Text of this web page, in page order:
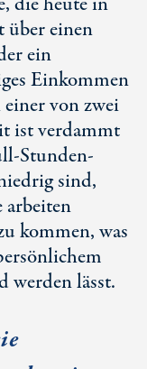
über einen
ein
Einkommen
von zwei
ist verdammt
Stunden-
sind,
arbeiten
kommen, was
werden lässt.